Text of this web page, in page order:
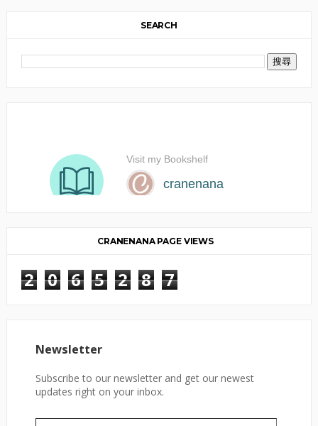
SEARCH
CRANENANA PAGE VIEWS
2 0 6 5 2 8 7
Newsletter
Subscribe to our newsletter and get our newest
updates right on your inbox.